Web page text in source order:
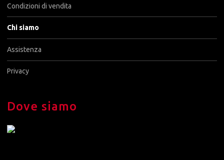
Condizioni di vendita
Chi siamo
Assistenza
Privacy
Dove siamo